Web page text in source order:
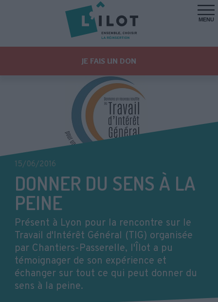
MENU
JE FAIS UN DON
15/06/2016
DONNER DU SENS À LA
PEINE
Présent à Lyon pour la rencontre sur le
Travail d'Intérêt Général (TIG) organisée
par Chantiers-Passerelle, l'Îlot a pu
témoignager de son expérience et
échanger sur tout ce qui peut donner du
sens à la peine.